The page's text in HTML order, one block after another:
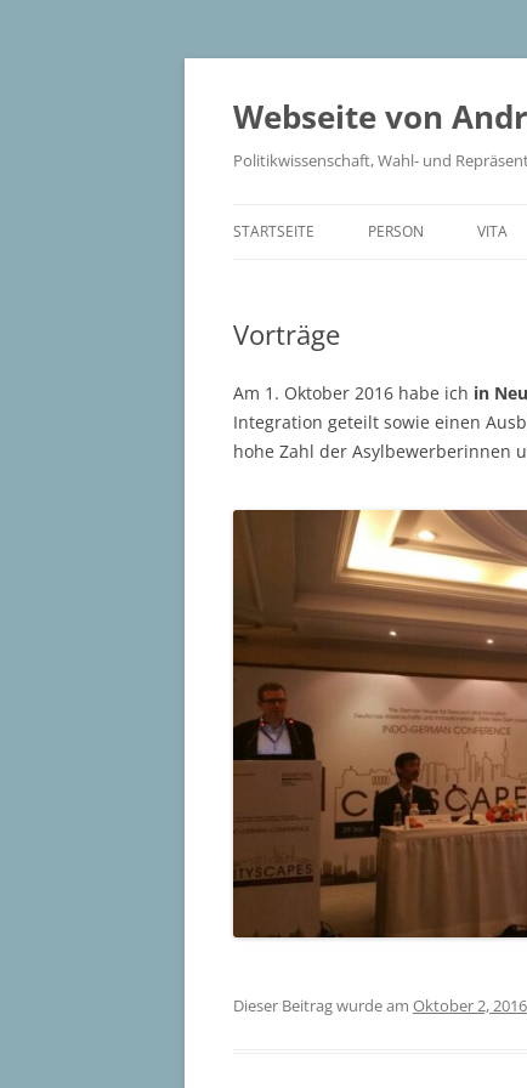
Zum
springen
Webseite von
Politikwissenschaft, Wahl- und
STARTSEITE PERSON VITA
Vorträge
Am 1. Oktober 2016 habe ich in
Integration geteilt sowie einen
hohe Zahl der Asylbewerberinnen
Dieser Beitrag wurde am Oktober 2, 2016